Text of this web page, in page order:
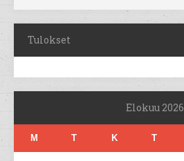
Tulokset
Elokuu 2026
M T K T